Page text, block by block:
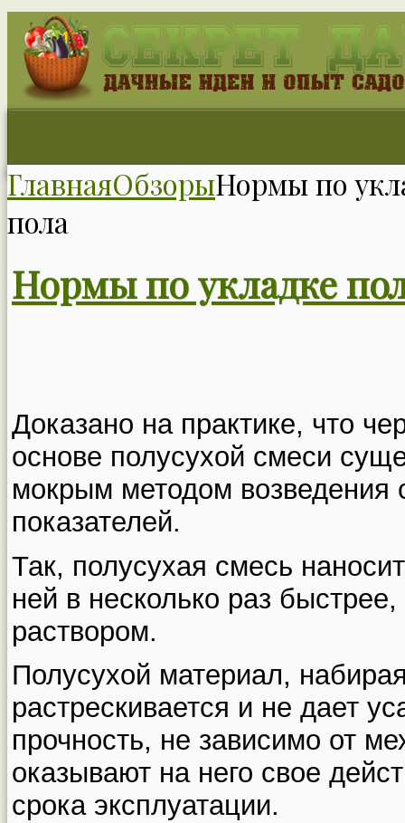
ГлавнаяОбзорыНормы по
пола
Нормы по укладке
Доказано на практике, что
основе полусухой смеси
мокрым методом возведения
показателей.
Так, полусухая смесь
ней в несколько раз
раствором.
Полусухой материал,
растрескивается и не дает
прочность, не зависимо от
оказывают на него свое
срока эксплуатации.